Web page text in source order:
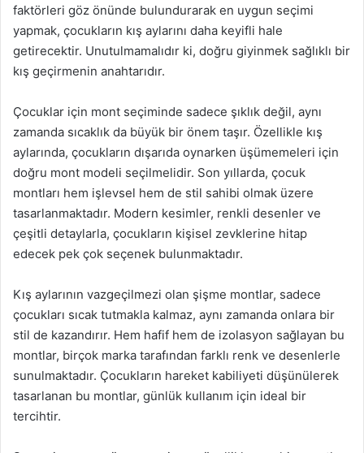
faktörleri göz önünde bulundurarak en uygun seçimi
yapmak, çocukların kış aylarını daha keyifli hale
getirecektir. Unutulmamalıdır ki, doğru giyinmek sağlıklı bir
kış geçirmenin anahtarıdır.
Çocuklar için mont seçiminde sadece şıklık değil, aynı
zamanda sıcaklık da büyük bir önem taşır. Özellikle kış
aylarında, çocukların dışarıda oynarken üşümemeleri için
doğru mont modeli seçilmelidir. Son yıllarda, çocuk
montları hem işlevsel hem de stil sahibi olmak üzere
tasarlanmaktadır. Modern kesimler, renkli desenler ve
çeşitli detaylarla, çocukların kişisel zevklerine hitap
edecek pek çok seçenek bulunmaktadır.
Kış aylarının vazgeçilmezi olan şişme montlar, sadece
çocukları sıcak tutmakla kalmaz, aynı zamanda onlara bir
stil de kazandırır. Hem hafif hem de izolasyon sağlayan bu
montlar, birçok marka tarafından farklı renk ve desenlerle
sunulmaktadır. Çocukların hareket kabiliyeti düşünülerek
tasarlanan bu montlar, günlük kullanım için ideal bir
tercihtir.